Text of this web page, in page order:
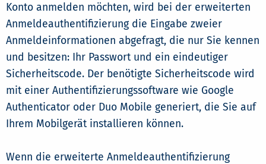
Konto anmelden möchten, wird bei der erweiterten
Anmeldeauthentifizierung die Eingabe zweier
Anmeldeinformationen abgefragt, die nur Sie kennen
und besitzen: Ihr Passwort und ein eindeutiger
Sicherheitscode. Der benötigte Sicherheitscode wird
mit einer Authentifizierungssoftware wie Google
Authenticator oder Duo Mobile generiert, die Sie auf
Ihrem Mobilgerät installieren können.
Wenn die erweiterte Anmeldeauthentifizierung